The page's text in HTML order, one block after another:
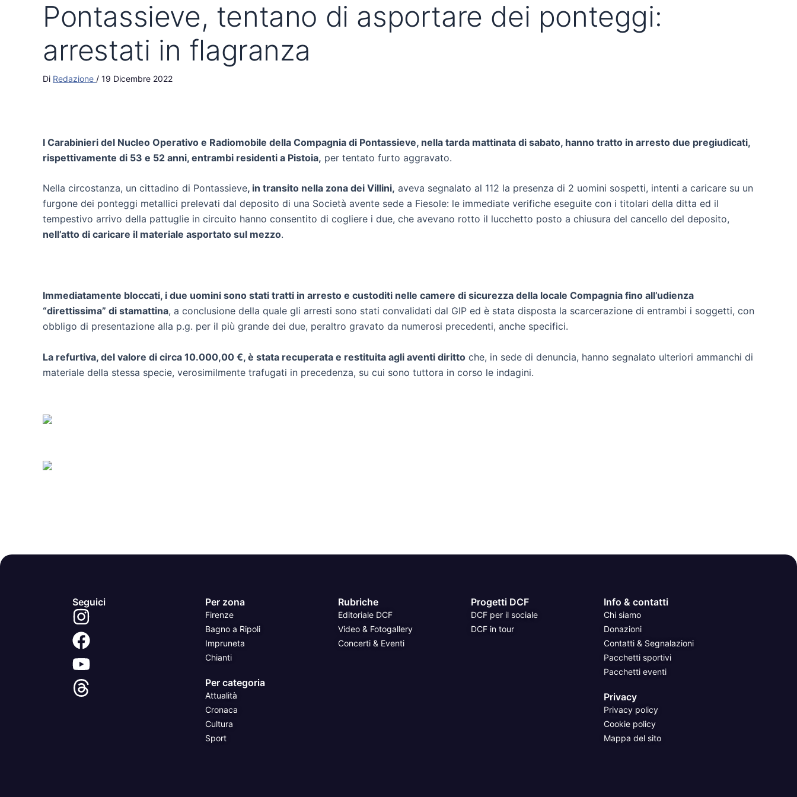
Pontassieve, tentano di asportare dei ponteggi:
arrestati in flagranza
Di Redazione / 19 Dicembre 2022
I Carabinieri del Nucleo Operativo e Radiomobile della Compagnia di Pontassieve, nella tarda mattinata di sabato, hanno tratto in arresto due pregiudicati,
rispettivamente di 53 e 52 anni, entrambi residenti a Pistoia, per tentato furto aggravato.
Nella circostanza, un cittadino di Pontassieve, in transito nella zona dei Villini, aveva segnalato al 112 la presenza di 2 uomini sospetti, intenti a caricare su un
furgone dei ponteggi metallici prelevati dal deposito di una Società avente sede a Fiesole: le immediate verifiche eseguite con i titolari della ditta ed il
tempestivo arrivo della pattuglie in circuito hanno consentito di cogliere i due, che avevano rotto il lucchetto posto a chiusura del cancello del deposito,
nell’atto di caricare il materiale asportato sul mezzo.
Immediatamente bloccati, i due uomini sono stati tratti in arresto e custoditi nelle camere di sicurezza della locale Compagnia fino all’udienza
“direttissima” di stamattina, a conclusione della quale gli arresti sono stati convalidati dal GIP ed è stata disposta la scarcerazione di entrambi i soggetti, con
obbligo di presentazione alla p.g. per il più grande dei due, peraltro gravato da numerosi precedenti, anche specifici.
La refurtiva, del valore di circa 10.000,00 €, è stata recuperata e restituita agli aventi diritto che, in sede di denuncia, hanno segnalato ulteriori ammanchi di
materiale della stessa specie, verosimilmente trafugati in precedenza, su cui sono tuttora in corso le indagini.
Seguici Per zona
Firenze
Bagno a Ripoli
Impruneta
Chianti
Per categoria
Attualità
Cronaca
Cultura
Sport
Rubriche
Editoriale DCF
Video & Fotogallery
Concerti & Eventi
Progetti DCF
DCF per il sociale
DCF in tour
Info & contatti
Chi siamo
Donazioni
Contatti & Segnalazioni
Pacchetti sportivi
Pacchetti eventi
Privacy
Privacy policy
Cookie policy
Mappa del sito